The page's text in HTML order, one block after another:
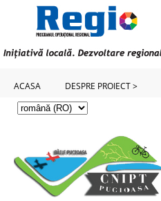
ACASA DESPRE PROIECT >